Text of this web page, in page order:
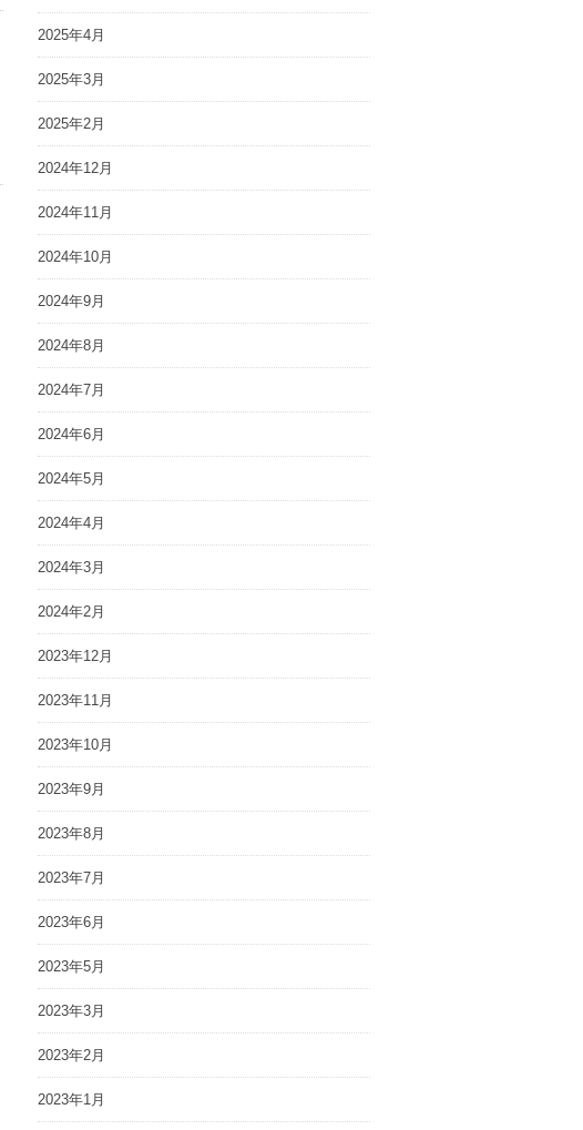
2025年4月
2025年3月
2025年2月
2024年12月
2024年11月
2024年10月
2024年9月
2024年8月
2024年7月
2024年6月
2024年5月
2024年4月
2024年3月
2024年2月
2023年12月
2023年11月
2023年10月
2023年9月
2023年8月
2023年7月
2023年6月
2023年5月
2023年3月
2023年2月
2023年1月